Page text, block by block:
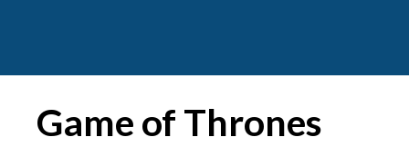
Game of Thrones